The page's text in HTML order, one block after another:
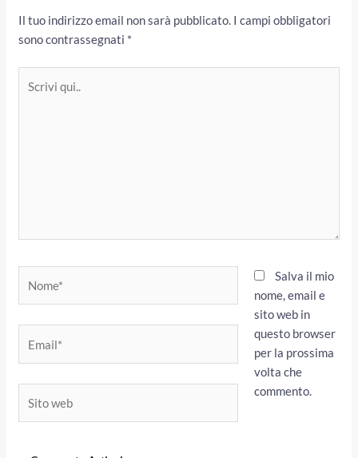
Il tuo indirizzo email non sarà pubblicato. I campi obbligatori
sono contrassegnati *
qui..
web
Salva il mio
nome, email e
sito web in
questo browser
per la prossima
volta che
commento.